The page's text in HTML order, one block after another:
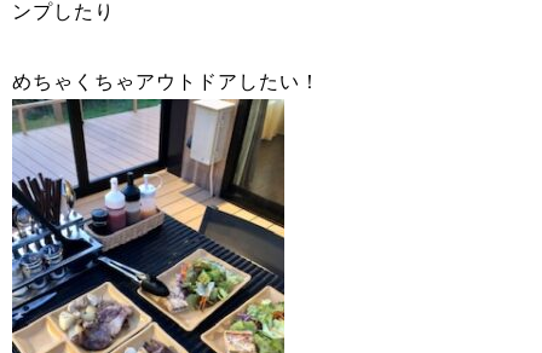
ンプしたり
めちゃくちゃアウトドアしたい！